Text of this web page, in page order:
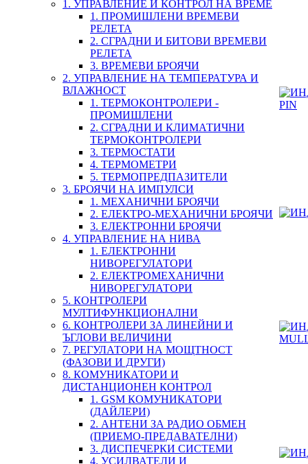
1. УПРАВЛЕНИЕ И КОНТРОЛ НА ВРЕМЕ
1. ПРОМИШЛЕНИ ВРЕМЕВИ
РЕЛЕТА
2. СГРАДНИ И БИТОВИ ВРЕМЕВИ
РЕЛЕТА
3. ВРЕМЕВИ БРОЯЧИ
2. УПРАВЛЕНИЕ НА ТЕМПЕРАТУРА И
ВЛАЖНОСТ
1. ТЕРМОКОНТРОЛЕРИ -
ПРОМИШЛЕНИ
2. СГРАДНИ И КЛИМАТИЧНИ
ТЕРМОКОНТРОЛЕРИ
3. ТЕРМОСТАТИ
4. ТЕРМОМЕТРИ
5. ТЕРМОПРЕДПАЗИТЕЛИ
3. БРОЯЧИ НА ИМПУЛСИ
1. МЕХАНИЧНИ БРОЯЧИ
2. ЕЛЕКТРО-МЕХАНИЧНИ БРОЯЧИ
3. ЕЛЕКТРОННИ БРОЯЧИ
4. УПРАВЛЕНИЕ НА НИВА
1. ЕЛЕКТРОННИ
НИВОРЕГУЛАТОРИ
2. ЕЛЕКТРОМЕХАНИЧНИ
НИВОРЕГУЛАТОРИ
5. КОНТРОЛЕРИ
МУЛТИФУНКЦИОНАЛНИ
6. КОНТРОЛЕРИ ЗА ЛИНЕЙНИ И
ЪГЛОВИ ВЕЛИЧИНИ
7. РЕГУЛАТОРИ НА МОЩТНОСТ
(ФАЗОВИ И ДРУГИ)
8. КОМУНИКАТОРИ И
ДИСТАНЦИОНЕН КОНТРОЛ
1. GSM КОМУНИКАТОРИ
(ДАЙЛЕРИ)
2. АНТЕНИ ЗА РАДИО ОБМЕН
(ПРИЕМО-ПРЕДАВАТЕЛНИ)
3. ДИСПЕЧЕРКИ СИСТЕМИ
4. УСИЛВАТЕЛИ И